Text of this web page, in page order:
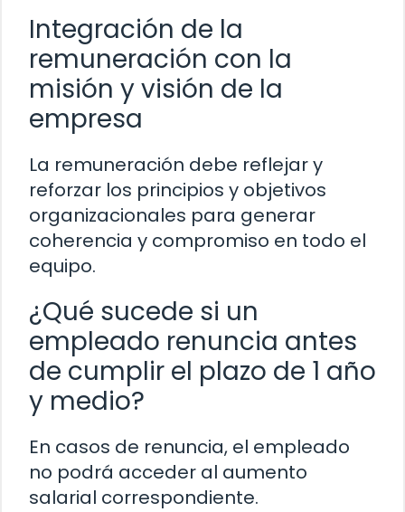
Integración de la
remuneración con la
misión y visión de la
empresa
La remuneración debe reflejar y
reforzar los principios y objetivos
organizacionales para generar
coherencia y compromiso en todo el
equipo.
¿Qué sucede si un
empleado renuncia antes
de cumplir el plazo de 1 año
y medio?
En casos de renuncia, el empleado
no podrá acceder al aumento
salarial correspondiente.